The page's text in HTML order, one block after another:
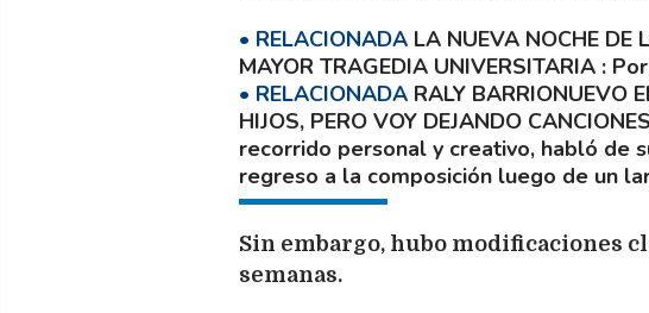
LA NUEVA NOCHE DE
MAYOR TRAGEDIA UNIVERSITARIA
RALY BARRIONUEVO
HIJOS, PERO VOY DEJANDO
recorrido personal y creativo, habló de
regreso a la composición luego de un
Sin embargo, hubo modificaciones
semanas.